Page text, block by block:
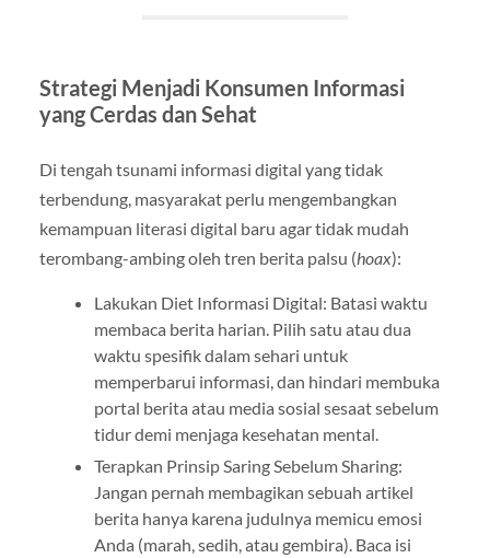
Strategi Menjadi Konsumen Informasi
yang Cerdas dan Sehat
Di tengah tsunami informasi digital yang tidak
terbendung, masyarakat perlu mengembangkan
kemampuan literasi digital baru agar tidak mudah
terombang-ambing oleh tren berita palsu (hoax):
Lakukan Diet Informasi Digital: Batasi waktu
membaca berita harian. Pilih satu atau dua
waktu spesifik dalam sehari untuk
memperbarui informasi, dan hindari membuka
portal berita atau media sosial sesaat sebelum
tidur demi menjaga kesehatan mental.
Terapkan Prinsip Saring Sebelum Sharing:
Jangan pernah membagikan sebuah artikel
berita hanya karena judulnya memicu emosi
Anda (marah, sedih, atau gembira). Baca isi